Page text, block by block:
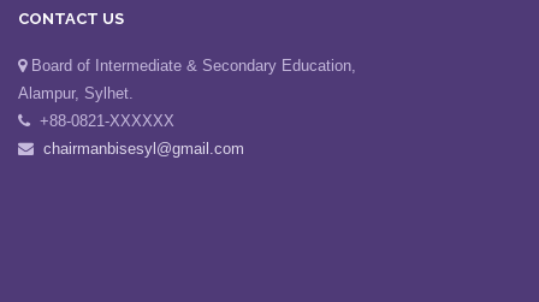
Board of Intermediate & Secondary Education,
Alampur, Sylhet.
+88-0821-XXXXXX